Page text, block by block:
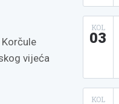
vijeća
KOL
03
KOL